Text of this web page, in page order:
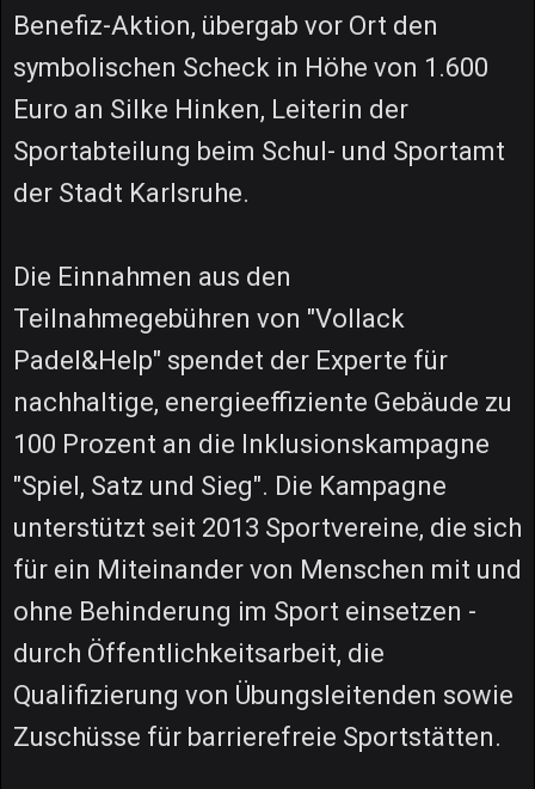
Benefiz-Aktion, übergab vor Ort den
symbolischen Scheck in Höhe von 1.600
Euro an Silke Hinken, Leiterin der
Sportabteilung beim Schul- und Sportamt
der Stadt Karlsruhe.
Die Einnahmen aus den
Teilnahmegebühren von "Vollack
Padel&Help" spendet der Experte für
nachhaltige, energieeffiziente Gebäude zu
100 Prozent an die Inklusionskampagne
"Spiel, Satz und Sieg". Die Kampagne
unterstützt seit 2013 Sportvereine, die sich
für ein Miteinander von Menschen mit und
ohne Behinderung im Sport einsetzen -
durch Öffentlichkeitsarbeit, die
Qualifizierung von Übungsleitenden sowie
Zuschüsse für barrierefreie Sportstätten.